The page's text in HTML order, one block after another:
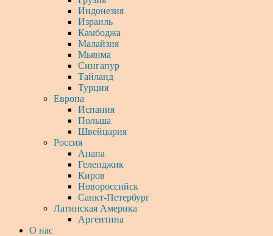
Индонезия
Израиль
Камбоджа
Малайзия
Мьянма
Сингапур
Тайланд
Турция
Европа
Испания
Польша
Швейцария
Россия
Анапа
Геленджик
Киров
Новороссийск
Санкт-Петербург
Латинская Америка
Аргентина
О нас